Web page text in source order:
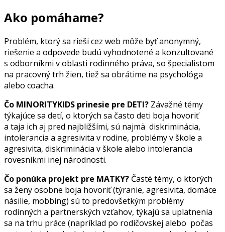
Ako pomáhame?
Problém, ktorý sa rieši cez web môže byť anonymný,
riešenie a odpovede budú vyhodnotené a konzultované
s odborníkmi v oblasti rodinného práva, so špecialistom
na pracovný trh žien, tiež sa obrátime na psychológa
alebo coacha.
Čo MINORITYKIDS prinesie pre DETI? Závažné témy
týkajúce sa detí, o ktorých sa často deti boja hovoriť
a taja ich aj pred najbližšími, sú najmä diskriminácia,
intolerancia a agresivita v rodine, problémy v škole a
agresivita, diskriminácia v škole alebo intolerancia
rovesníkmi inej národnosti.
Čo ponúka projekt pre MATKY? Časté témy, o ktorých
sa ženy osobne boja hovoriť (týranie, agresivita, domáce
násilie, mobbing) sú to predovšetkým problémy
rodinných a partnerských vzťahov, týkajú sa uplatnenia
sa na trhu práce (napríklad po rodičovskej alebo počas